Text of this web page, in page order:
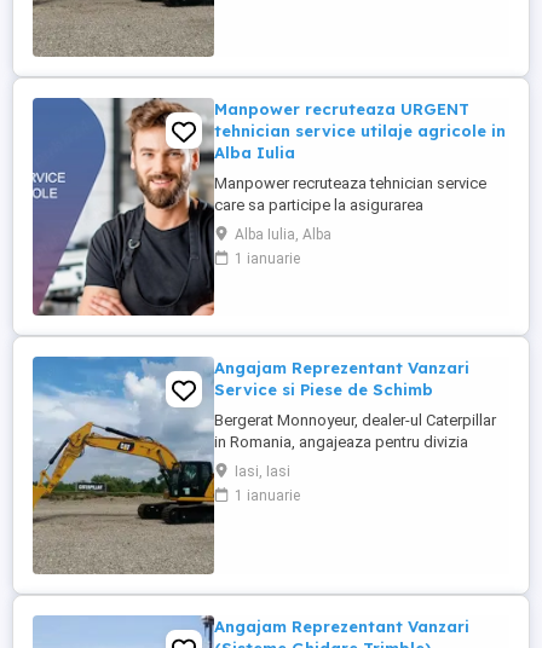
Manpower recruteaza URGENT
tehnician service utilaje agricole in
Alba Iulia
Manpower recruteaza tehnician service
care sa participe la asigurarea
mentenantei, diagnosticarii si repararii
utilajelor agricole (ex: tractoare, combine),
astfel incat acestea sa functioneze la
(mecanica, electrica, ...
Alba Iulia, Alba
1 ianuarie
Angajam Reprezentant Vanzari
Service si Piese de Schimb
Bergerat Monnoyeur, dealer-ul Caterpillar
in Romania, angajeaza pentru divizia
Eneria (motoare si generatoare) -
Reprezentant Vanzari Service pentru zona
Moldova. Studii superioare finalizate în
Iasi, Iasi
1 ianuarie
Angajam Reprezentant Vanzari